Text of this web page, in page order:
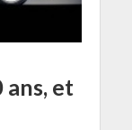
ans, et